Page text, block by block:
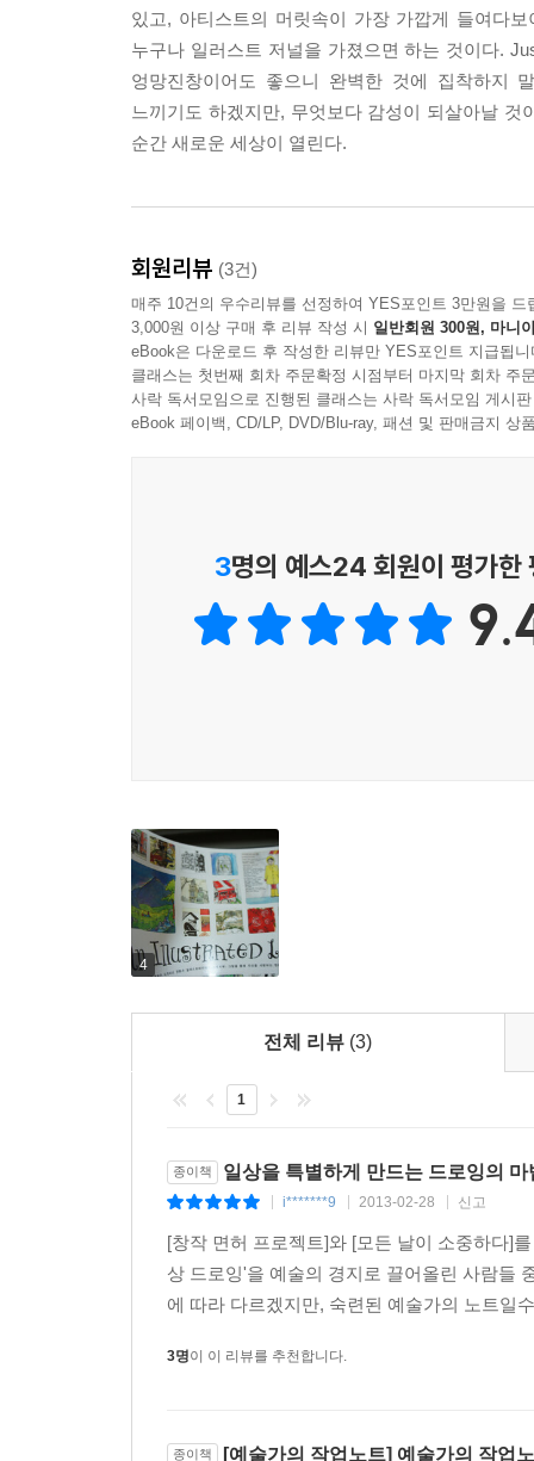
- 저널은 가지고 다니는 명상 센터가 된다. 저널
록을 남겨 준다. 또한 저널은 휴대용 치유자다. 정
- 저널은 나의 동반자이자 무조건적인 친구다. 우
평하거나 판단하지 않는다. 언제나 실무에 열려
--- 본문 중에서
있고, 아티스트의 머릿속이 가장 가깝게 들여다
누구나 일러스트 저널을 가졌으면 하는 것이다.
엉망진창이어도 좋으니 완벽한 것에 집착하지
느끼기도 하겠지만, 무엇보다 감성이 되살아날
순간 새로운 세상이 열린다.
회원리뷰 (3건)
매주 10건의 우수리뷰를 선정하여 YES포인트 3만원을 드
3,000원 이상 구매 후 리뷰 작성 시 일반회원 300원, 마니
eBook은 다운로드 후 작성한 리뷰만 YES포인트 지급됩니
클래스는 첫번째 회차 주문확정 시점부터 마지막 회차 주
사락 독서모임으로 진행된 클래스는 사락 독서모임 게시
eBook 페이백, CD/LP, DVD/Blu-ray, 패션 및 판매금지 상
3명의 예스24 회원이 평가한
4
전체 리뷰 (3)
1
종이책 일상을 특별하게 만드는 드로잉의
i*******9 2013-02-28 신고
[창작 면허 프로젝트]와 [모든 날이 소중하다]
상 드로잉'을 예술의 경지로 끌어올린 사람들
에 따라 다르겠지만, 숙련된 예술가의 노트일
3명이 이 리뷰를 추천합니다.
종이책 [예술가의 작업노트] 예술가의 작업